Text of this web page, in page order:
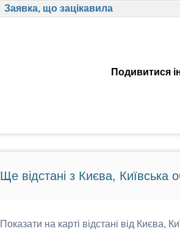
Заявка, що зацікавила
Подивитися
Ще відстані з Києва, Київська
Показати на карті відстані від Києва,